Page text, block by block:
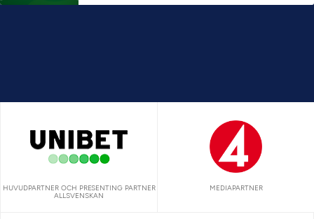
HUVUDPARTNER OCH PRESENTING PARTNER
ALLSVENSKAN
MEDIAPARTNER